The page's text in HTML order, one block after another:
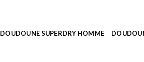
DOUDOUNE SUPERDRY HOMME